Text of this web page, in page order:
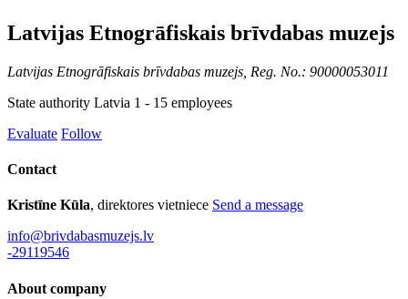
Latvijas Etnogrāfiskais brīvdabas muzejs
Latvijas Etnogrāfiskais brīvdabas muzejs, Reg. No.: 90000053011
State authority Latvia 1 - 15 employees
Evaluate Follow
Contact
Kristīne Kūla, direktores vietniece Send a message
info@brivdabasmuzejs.lv
-29119546
About company